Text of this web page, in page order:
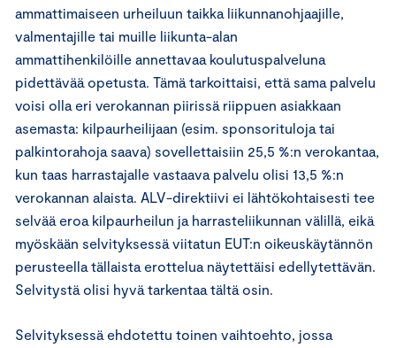
ammattimaiseen urheiluun taikka liikunnanohjaajille,
valmentajille tai muille liikunta-alan
ammattihenkilöille annettavaa koulutuspalveluna
pidettävää opetusta. Tämä tarkoittaisi, että sama palvelu
voisi olla eri verokannan piirissä riippuen asiakkaan
asemasta: kilpaurheilijaan (esim. sponsorituloja tai
palkintorahoja saava) sovellettaisiin 25,5 %:n verokantaa,
kun taas harrastajalle vastaava palvelu olisi 13,5 %:n
verokannan alaista. ALV-direktiivi ei lähtökohtaisesti tee
selvää eroa kilpaurheilun ja harrasteliikunnan välillä, eikä
myöskään selvityksessä viitatun EUT:n oikeuskäytännön
perusteella tällaista erottelua näytettäisi edellytettävän.
Selvitystä olisi hyvä tarkentaa tältä osin.
Selvityksessä ehdotettu toinen vaihtoehto, jossa